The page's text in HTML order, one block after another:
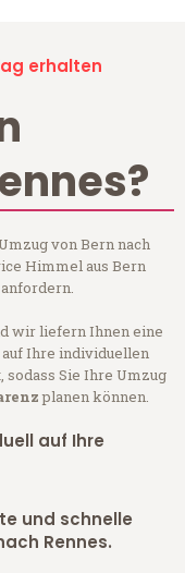
erhalten
von Bern nach
Himmel aus Bern
wir liefern Ihnen eine
Ihre individuellen
sodass Sie Ihre Umzug
planen können.
auf Ihre
und schnelle
Rennes.